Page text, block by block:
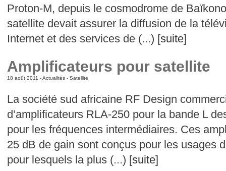
Proton-M, depuis le cosmodrome de
satellite devait assurer la diffusion de la
Internet et des services de (...) [suite]
Amplificateurs pour satellite
18 août 2011 -Actualités- Satellite
La société sud africaine RF Design
d’amplificateurs RLA-250 pour la bande L
pour les fréquences intermédiaires. Ces
25 dB de gain sont conçus pour les usages
pour lesquels la plus (...) [suite]